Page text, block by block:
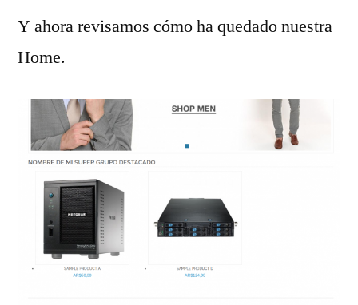
Y ahora revisamos cómo ha quedado nuestra
Home.